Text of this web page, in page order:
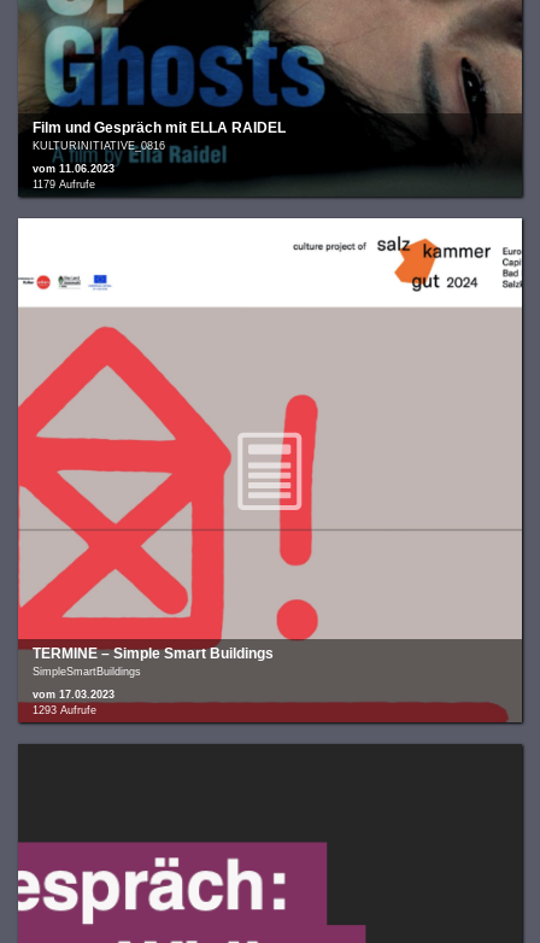
Film und Gespräch mit ELLA RAIDEL
KULTURINITIATIVE_0816
vom 11.06.2023
1179 Aufrufe
TERMINE – Simple Smart Buildings
SimpleSmartBuildings
vom 17.03.2023
1293 Aufrufe